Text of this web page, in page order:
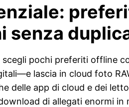
senza
pochi preferiti offline
lascia in cloud foto
delle app di cloud e dei
di allegati enormi